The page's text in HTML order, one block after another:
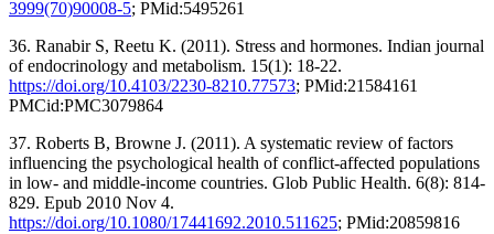
3999(70)90008-5; PMid:5495261
36. Ranabir S, Reetu K. (2011). Stress and hormones. Indian journal
of endocrinology and metabolism. 15(1): 18-22.
https://doi.org/10.4103/2230-8210.77573; PMid:21584161
PMCid:PMC3079864
37. Roberts B, Browne J. (2011). A systematic review of factors
influencing the psychological health of conflict-affected populations
in low- and middle-income countries. Glob Public Health. 6(8): 814-
829. Epub 2010 Nov 4.
https://doi.org/10.1080/17441692.2010.511625; PMid:20859816